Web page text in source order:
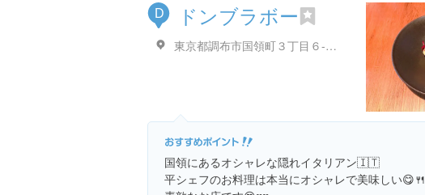
D ドンブラボー
東京都調布市国領町３丁目６-４３
国領にあるオシャレな隠れイタリアン🇮🇹
平シェフのお料理は本当にオシャレで美味しい😋🍴